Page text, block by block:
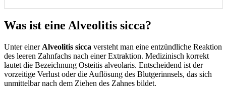
Was ist eine Alveolitis sicca?
Unter einer Alveolitis sicca versteht man eine entzündliche Reaktion
des leeren Zahnfachs nach einer Extraktion. Medizinisch korrekt
lautet die Bezeichnung Osteitis alveolaris. Entscheidend ist der
vorzeitige Verlust oder die Auflösung des Blutgerinnsels, das sich
unmittelbar nach dem Ziehen des Zahnes bildet.